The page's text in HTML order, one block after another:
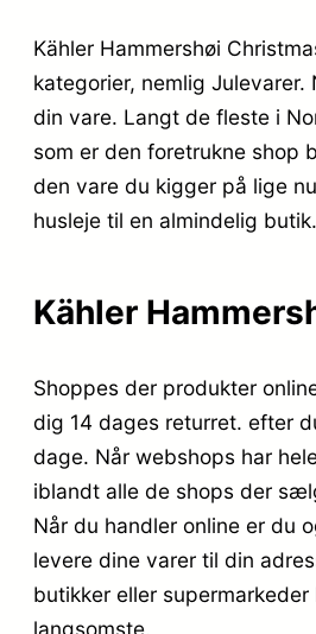
Kähler Hammershøi
kategorier, nemlig
din vare. Langt de fleste i
som er den foretrukne shop
den vare du kigger på lige
husleje til en almindelig butik.
Kähler
Shoppes der produkter
dig 14 dages returret. efter
dage. Når webshops har
iblandt alle de shops der
Når du handler online er du
levere dine varer til din
butikker eller
langsomste.